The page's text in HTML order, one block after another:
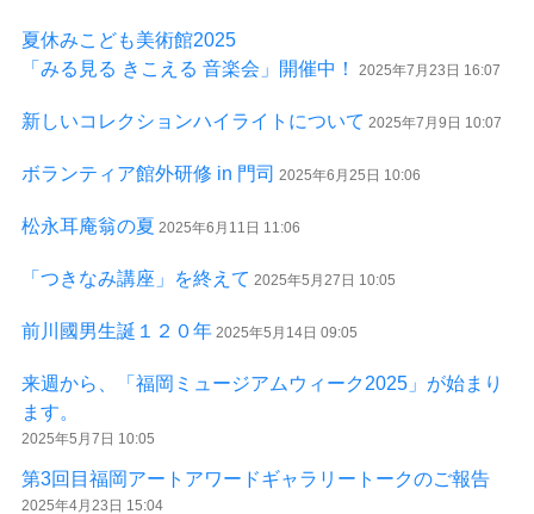
夏休みこども美術館2025
「みる見る きこえる 音楽会」開催中！
2025年7月23日 16:07
新しいコレクションハイライトについて 2025年7月9日 10:07
ボランティア館外研修 in 門司 2025年6月25日 10:06
松永耳庵翁の夏 2025年6月11日 11:06
「つきなみ講座」を終えて 2025年5月27日 10:05
前川國男生誕１２０年 2025年5月14日 09:05
来週から、「福岡ミュージアムウィーク2025」が始まり
ます。
2025年5月7日 10:05
第3回目福岡アートアワードギャラリートークのご報告
2025年4月23日 15:04